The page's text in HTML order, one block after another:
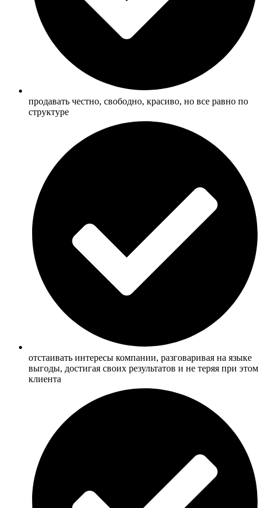
продавать честно, свободно, красиво, но все равно по
структуре
отстаивать интересы компании, разговаривая на языке
выгоды, достигая своих результатов и не теряя при этом
клиента